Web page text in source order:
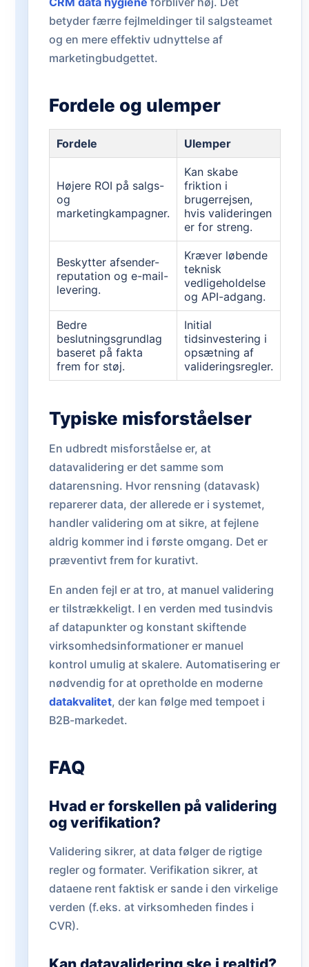
betyder færre fejlmeldinger til salgsteamet
og en mere effektiv udnyttelse af
marketingbudgettet.
Fordele og ulemper
Fordele Ulemper
Højere ROI på salgs-
og
marketingkampagner.
Kan skabe
friktion i
brugerrejsen,
hvis valideringen
er for streng.
Beskytter afsender-
reputation og e-mail-
levering.
Kræver løbende
teknisk
vedligeholdelse
og API-adgang.
Bedre
beslutningsgrundlag
baseret på fakta
frem for støj.
Initial
tidsinvestering i
opsætning af
valideringsregler.
Typiske misforståelser
En udbredt misforståelse er, at
datavalidering er det samme som
datarensning. Hvor rensning (datavask)
reparerer data, der allerede er i systemet,
handler validering om at sikre, at fejlene
aldrig kommer ind i første omgang. Det er
præventivt frem for kurativt.
En anden fejl er at tro, at manuel validering
er tilstrækkeligt. I en verden med tusindvis
af datapunkter og konstant skiftende
virksomhedsinformationer er manuel
kontrol umulig at skalere. Automatisering er
nødvendig for at opretholde en moderne
datakvalitet, der kan følge med tempoet i
B2B-markedet.
FAQ
Hvad er forskellen på validering
og verifikation?
Validering sikrer, at data følger de rigtige
regler og formater. Verifikation sikrer, at
dataene rent faktisk er sande i den virkelige
verden (f.eks. at virksomheden findes i
CVR).